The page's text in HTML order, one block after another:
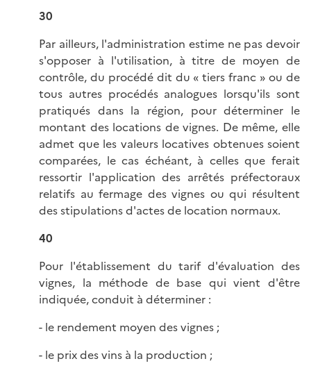
30
Par ailleurs, l'administration estime ne pas devoir
s'opposer à l'utilisation, à titre de moyen de
contrôle, du procédé dit du « tiers franc » ou de
tous autres procédés analogues lorsqu'ils sont
pratiqués dans la région, pour déterminer le
montant des locations de vignes. De même, elle
admet que les valeurs locatives obtenues soient
comparées, le cas échéant, à celles que ferait
ressortir l'application des arrêtés préfectoraux
relatifs au fermage des vignes ou qui résultent
des stipulations d'actes de location normaux.
40
Pour l'établissement du tarif d'évaluation des
vignes, la méthode de base qui vient d'être
indiquée, conduit à déterminer :
- le rendement moyen des vignes ;
- le prix des vins à la production ;